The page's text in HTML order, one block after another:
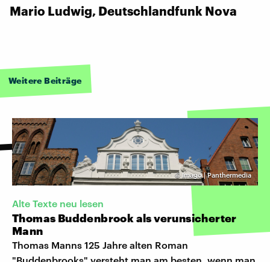
Mario Ludwig, Deutschlandfunk Nova
Weitere Beiträge
© Imago | Panthermedia
Alte Texte neu lesen
Thomas Buddenbrook als verunsicherter
Mann
Thomas Manns 125 Jahre alten Roman